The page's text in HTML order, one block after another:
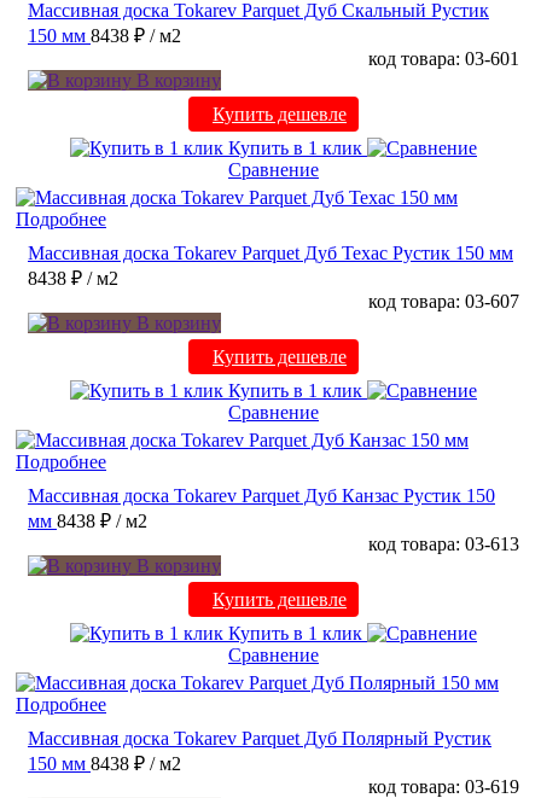
Массивная доска Tokarev Parquet Дуб Скальный Рустик
150 мм 8438 ₽ / м2
код товара: 03-601
В корзину
Купить дешевле
Купить в 1 клик
Сравнение
Подробнее
Массивная доска Tokarev Parquet Дуб Техас Рустик 150 мм
8438 ₽ / м2
код товара: 03-607
В корзину
Купить дешевле
Купить в 1 клик
Сравнение
Подробнее
Массивная доска Tokarev Parquet Дуб Канзас Рустик 150
мм 8438 ₽ / м2
код товара: 03-613
В корзину
Купить дешевле
Купить в 1 клик
Сравнение
Подробнее
Массивная доска Tokarev Parquet Дуб Полярный Рустик
150 мм 8438 ₽ / м2
код товара: 03-619